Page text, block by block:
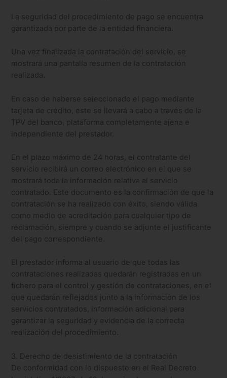
La seguridad del procedimiento de pago se encuentra
garantizada por parte de la entidad financiera.
Una vez finalizada la contratación del servicio, se
mostrará una pantalla resumen de la contratación
realizada.
En caso de haberse seleccionado el pago mediante
tarjeta de crédito, éste se llevará a cabo a través de la
TPV del banco, plataforma completamente ajena e
independiente del prestador.
En el plazo máximo de 24 horas, el contratante del
servicio recibirá un correo electrónico en el que se
mostrará toda la información relativa al servicio
contratado. Este documento es la confirmación de que la
contratación se ha realizado con éxito, siendo válida
como medio de acreditación para cualquier tipo de
reclamación, siempre y cuando se adjunte el justificante
del pago correspondiente.
El prestador informa al usuario de que todas las
contrataciones realizadas quedarán registradas en un
fichero para el control y gestión de contrataciones, en el
que quedarán reflejados junto a la información de los
servicios contratados, información adicional para
garantizar la seguridad y evidencia de la correcta
realización del procedimiento.
3. Derecho de desistimiento de la contratación
De conformidad con lo dispuesto en el Real Decreto